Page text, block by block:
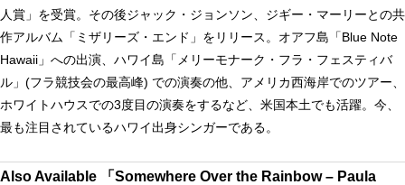
人賞」を受賞。その後ジャック・ジョンソン、ジギー・マーリーとの共
作アルバム「ミザリーズ・エンド」をリリース。オアフ島「Blue Note
Hawaii」への出演、ハワイ島「メリーモナーク・フラ・フェスティバ
ル」(フラ競技会の最高峰) での演奏の他、アメリカ西海岸でのツアー、
ホワイトハウスでの3度目の演奏をするなど、米国本土でも活躍。今、
最も注目されているハワイ出身シンガーである。
Also Available 「Somewhere Over the Rainbow – Paula